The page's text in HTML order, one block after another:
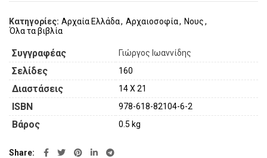
Κατηγορίες: Αρχαία Ελλάδα, Αρχαιοσοφία, Νους,
Όλα τα βιβλία
Συγγραφέας Γιώργος Ιωαννίδης
Σελίδες 160
Διαστάσεις 14 Χ 21
ISBN 978-618-82104-6-2
Βάρος 0.5 kg
Share